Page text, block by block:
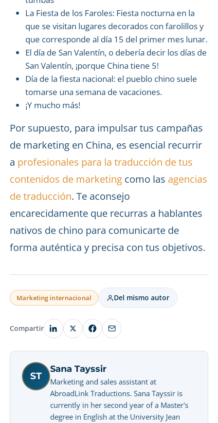
La Fiesta de los Faroles: Fiesta nocturna en la
que se visitan lugares decorados con farolillos y
que corresponde al día 15 del primer mes lunar.
El día de San Valentín, o debería decir los días de
San Valentín, ¡porque China tiene 5!
Día de la fiesta nacional: el pueblo chino suele
tomarse una semana de vacaciones.
¡Y mucho más!
Por supuesto, para impulsar tus campañas
de marketing en China, es esencial recurrir
a profesionales para la traducción de tus
contenidos de marketing como las agencias
de traducción. Te aconsejo
encarecidamente que recurras a hablantes
nativos de chino para comunicarte de
forma auténtica y precisa con tus objetivos.
Marketing internacional Del mismo autor
Compartir
ST
Sana Tayssir
Marketing and sales assistant at
AbroadLink Traductions. Sana Tayssir is
currently in her second year of a Master's
degree in English at the University Jean